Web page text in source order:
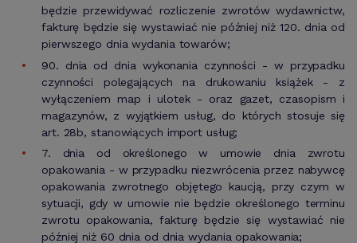
będzie przewidywać rozliczenie zwrotów wydawnictw,
fakturę będzie się wystawiać nie później niż 120. dnia od
pierwszego dnia wydania towarów;
90. dnia od dnia wykonania czynności - w przypadku
czynności polegających na drukowaniu książek - z
wyłączeniem map i ulotek - oraz gazet, czasopism i
magazynów, z wyjątkiem usług, do których stosuje się
art. 28b, stanowiących import usług;
7. dnia od określonego w umowie dnia zwrotu
opakowania - w przypadku niezwrócenia przez nabywcę
opakowania zwrotnego objętego kaucją, przy czym w
sytuacji, gdy w umowie nie będzie określonego terminu
zwrotu opakowania, fakturę będzie się wystawiać nie
później niż 60 dnia od dnia wydania opakowania;